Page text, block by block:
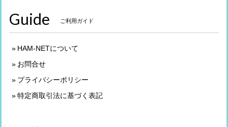
Guide ご利用ガイド
HAM-NETについて
お問合せ
プライバシーポリシー
特定商取引法に基づく表記